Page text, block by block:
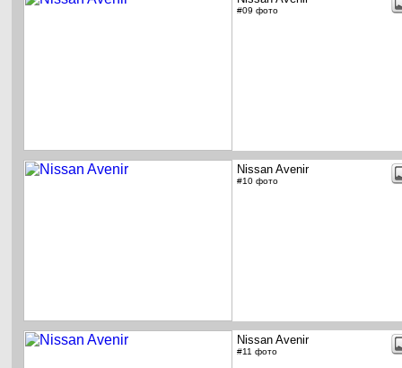
#09 фото
Nissan Avenir
#10 фото
Nissan Avenir
#11 фото